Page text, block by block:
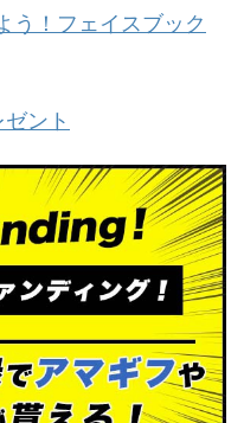
う！フェイスブック
ント